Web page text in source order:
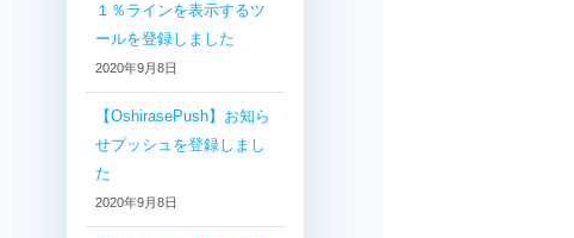
１％ラインを表示するツ
ールを登録しました
2020年9月8日
【OshirasePush】お知ら
せプッシュを登録しまし
た
2020年9月8日